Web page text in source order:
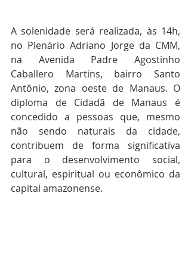
A solenidade será realizada, às 14h,
no Plenário Adriano Jorge da CMM,
na Avenida Padre Agostinho
Caballero Martins, bairro Santo
Antônio, zona oeste de Manaus. O
diploma de Cidadã de Manaus é
concedido a pessoas que, mesmo
não sendo naturais da cidade,
contribuem de forma significativa
para o desenvolvimento social,
cultural, espiritual ou econômico da
capital amazonense.